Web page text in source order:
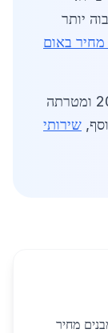
יותר
מחיר באום
הסקירה הזו מבוססת על נתונים מ-2026 ומטרתה
שירותי
מחיר